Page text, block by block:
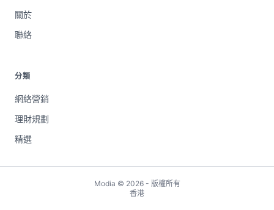
關於
聯絡
分類
網絡營銷
理財規劃
精選
Modia © 2026 - 版權所有
香港